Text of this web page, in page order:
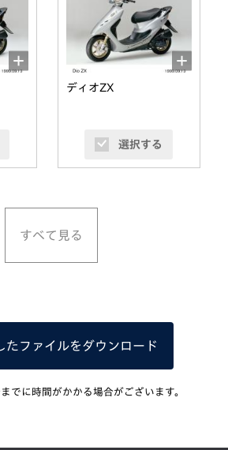
ディオZX
選択する
すべて見る
たファイルをダウンロード
でに時間がかかる場合がございます。